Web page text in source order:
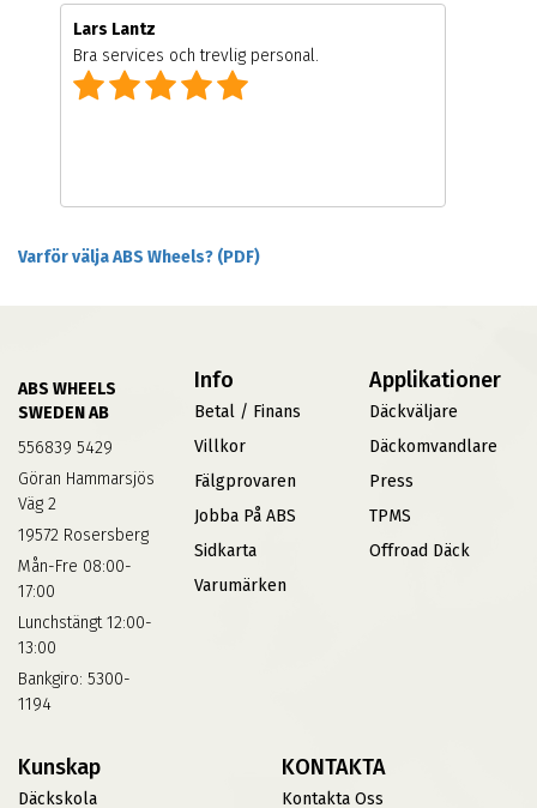
Lars Lantz
Bra services och trevlig personal.
Varför välja ABS Wheels? (PDF)
ABS WHEELS
SWEDEN AB
556839 5429
Göran Hammarsjös
Väg 2
19572 Rosersberg
Mån-Fre 08:00-
17:00
Lunchstängt 12:00-
13:00
Bankgiro: 5300-
1194
Info
Betal / Finans
Villkor
Fälgprovaren
Jobba På ABS
Sidkarta
Varumärken
Applikationer
Däckväljare
Däckomvandlare
Press
TPMS
Offroad Däck
Kunskap
Däckskola
KONTAKTA
Kontakta Oss